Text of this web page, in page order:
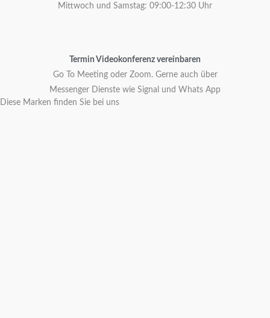
Mittwoch und Samstag: 09:00-12:30 Uhr
Termin Videokonferenz vereinbaren
Go To Meeting oder Zoom. Gerne auch über
Messenger Dienste wie Signal und Whats App
Diese Marken finden Sie bei uns